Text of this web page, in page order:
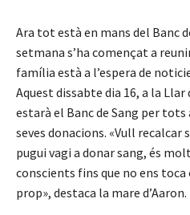
Ara tot està en mans del Banc
setmana s’ha començat a
família està a l’espera de
Aquest dissabte dia 16, a la
estarà el Banc de Sang per
seves donacions. «Vull
pugui vagi a donar sang, és
conscients fins que no ens toca
prop», destaca la mare d’Aaron.